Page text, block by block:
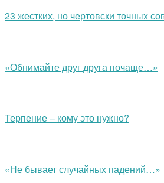
23 жестких, но чертовски точных
«Обнимайте друг друга почаще…»
Терпение – кому это нужно?
«Не бывает случайных падений…»